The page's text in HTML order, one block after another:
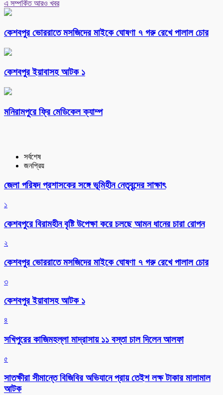
এ সম্পর্কিত আরও খবর
কেশবপুর ভোররাতে মসজিদের মাইকে ঘোষণা ৭ গরু রেখে পালাল চোর
কেশবপুর ইয়াবাসহ আটক ১
মনিরামপুরে ফ্রি মেডিকেল ক্যাম্প
সর্বশেষ
জনপ্রিয়
জেলা পরিষদ প্রশাসকের সঙ্গে ভূমিহীন নেতৃবৃন্দের সাক্ষাৎ
১
কেশবপুরে বিরামহীন বৃষ্টি উপেক্ষা করে চলছে আমন ধানের চারা রোপন
২
কেশবপুর ভোররাতে মসজিদের মাইকে ঘোষণা ৭ গরু রেখে পালাল চোর
৩
কেশবপুর ইয়াবাসহ আটক ১
৪
সখিপুরের কাজিমহল্লা মাদ্রাসায় ১১ বস্তা চাল দিলেন আলফা
৫
সাতক্ষীরা সীমান্তে বিজিবির অভিযানে প্রায় তেইশ লক্ষ টাকার মালামাল
আটক